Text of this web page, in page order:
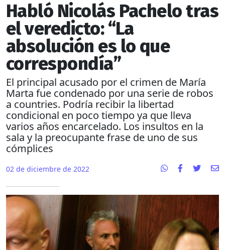
Habló Nicolás Pachelo tras
el veredicto: “La
absolución es lo que
correspondía”
El principal acusado por el crimen de María
Marta fue condenado por una serie de robos
a countries. Podría recibir la libertad
condicional en poco tiempo ya que lleva
varios años encarcelado. Los insultos en la
sala y la preocupante frase de uno de sus
cómplices
02 de diciembre de 2022